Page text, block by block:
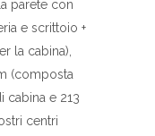
parete con
e scrittoio +
la cabina),
(composta
cabina e 213
centri